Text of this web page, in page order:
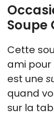
Soupe
Cette
ami
est une
quand
sur la